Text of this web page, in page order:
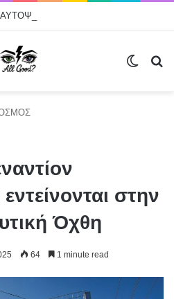
στην
Όχθη
64 1 minute read